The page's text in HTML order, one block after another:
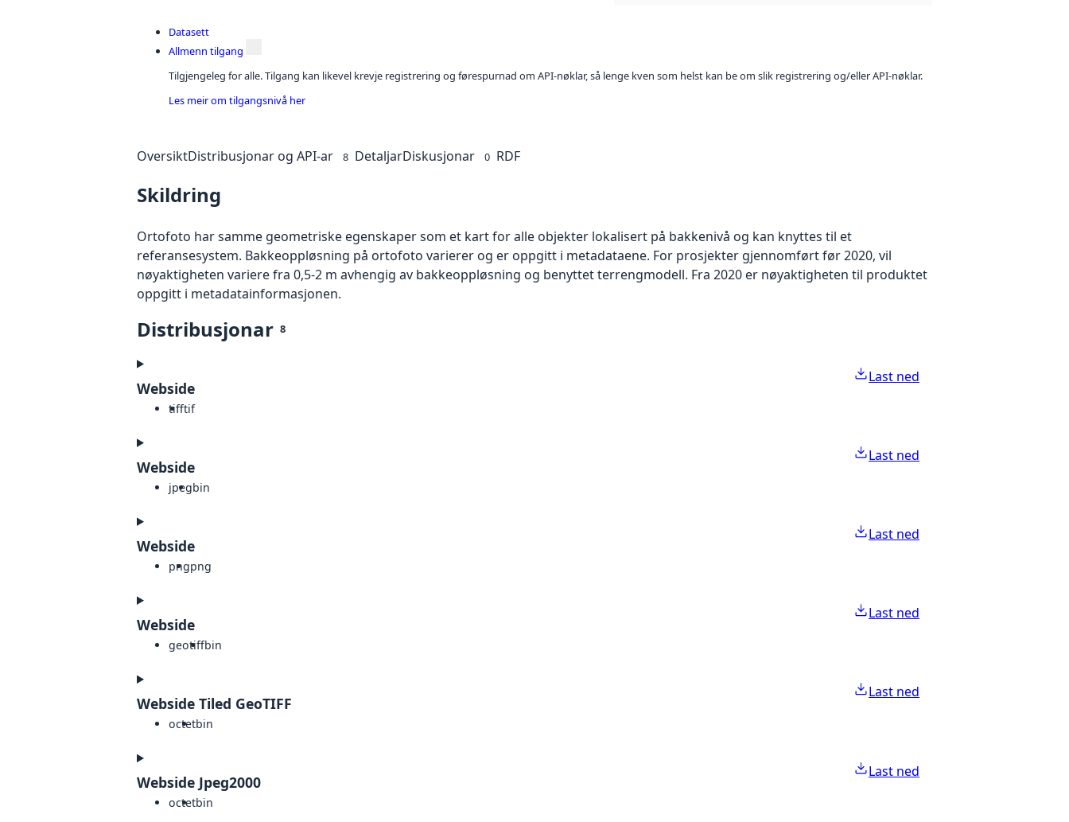
Datasett
Allmenn tilgang
Tilgjengeleg for alle. Tilgang kan likevel krevje registrering og førespurnad om API-nøklar, så lenge kven som helst kan be om slik registrering og/eller API-nøklar.
Les meir om tilgangsnivå her
OversiktDistribusjonar og API-ar 8 DetaljarDiskusjonar 0 RDF
Skildring
Ortofoto har samme geometriske egenskaper som et kart for alle objekter lokalisert på bakkenivå og kan knyttes til et
referansesystem. Bakkeoppløsning på ortofoto varierer og er oppgitt i metadataene. For prosjekter gjennomført før 2020, vil
nøyaktigheten variere fra 0,5-2 m avhengig av bakkeoppløsning og benyttet terrengmodell. Fra 2020 er nøyaktigheten til produktet
oppgitt i metadatainformasjonen.
Distribusjonar 8
Webside
tifftif
Last ned
Webside
jpegbin
Last ned
Webside
pngpng
Last ned
Webside
geotiffbin
Last ned
Webside Tiled GeoTIFF
octetbin
Last ned
Webside Jpeg2000
octetbin
Last ned